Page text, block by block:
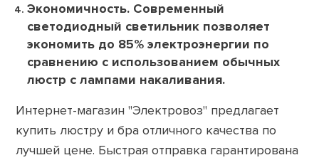
Экономичность. Современный
светодиодный светильник позволяет
экономить до 85% электроэнергии по
сравнению с использованием обычных
люстр с лампами накаливания.
Интернет-магазин "Электровоз" предлагает
купить люстру и бра отличного качества по
лучшей цене. Быстрая отправка гарантирована